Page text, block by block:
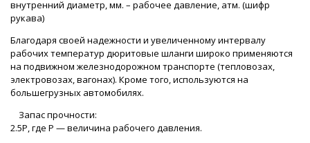
внутренний диаметр, мм. – рабочее давление, атм. (шифр
рукава)
Благодаря своей надежности и увеличенному интервалу
рабочих температур дюритовые шланги широко применяются
на подвижном железнодорожном транспорте (тепловозах,
электровозах, вагонах). Кроме того, используются на
большегрузных автомобилях.
Запас прочности:
2.5Р, где Р — величина рабочего давления.